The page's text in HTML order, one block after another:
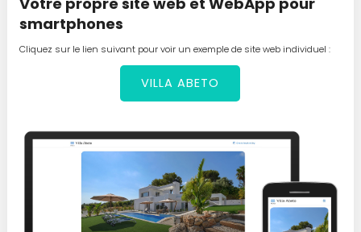
smartphones
Cliquez sur le lien suivant pour voir un exemple de site web individuel :
VILLA ABETO